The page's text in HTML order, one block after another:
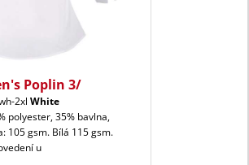
Poplin 3/
2xl White
polyester, 35% bavlna,
105 gsm. Bílá 115 gsm.
u